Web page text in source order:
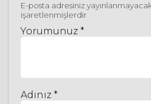
E-posta adresiniz
işaretlenmişlerdir
Yorumunuz *
Adınız *